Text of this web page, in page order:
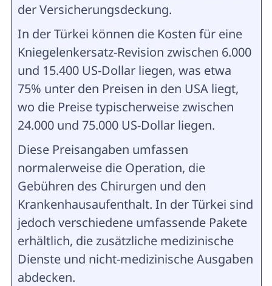
der Versicherungsdeckung.
In der Türkei können die Kosten für eine
Kniegelenkersatz-Revision zwischen 6.000
und 15.400 US-Dollar liegen, was etwa
75% unter den Preisen in den USA liegt,
wo die Preise typischerweise zwischen
24.000 und 75.000 US-Dollar liegen.
Diese Preisangaben umfassen
normalerweise die Operation, die
Gebühren des Chirurgen und den
Krankenhausaufenthalt. In der Türkei sind
jedoch verschiedene umfassende Pakete
erhältlich, die zusätzliche medizinische
Dienste und nicht-medizinische Ausgaben
abdecken.